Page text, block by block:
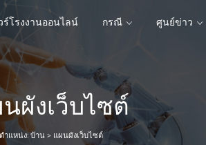
ร์โรงงานออนไลน์
ร์โรงงานออนไลน์
กรณี
กรณี
ศูนย์ข่าว
ศูนย์ข่าว
ผังเว็บไซต์
ตำแหน่ง: บ้าน > แผนผังเว็บไซต์